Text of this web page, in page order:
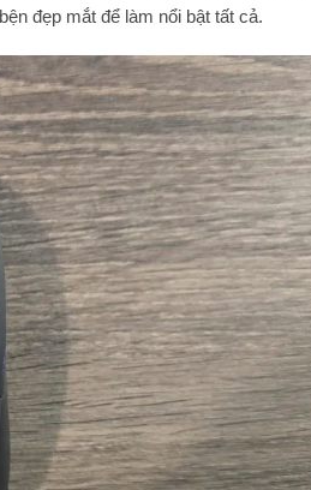
đẹp mắt để làm nổi bật tất cả.